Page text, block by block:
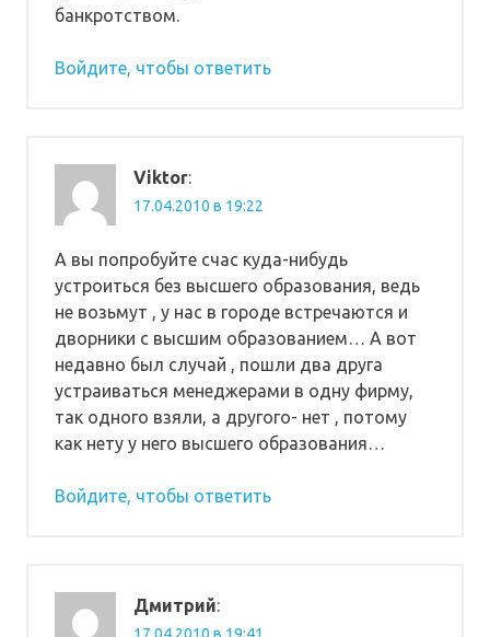
банкротством.
Войдите, чтобы ответить
Viktor:
17.04.2010 в 19:22
А вы попробуйте счас куда-нибудь
устроиться без высшего образования, ведь
не возьмут , у нас в городе встречаются и
дворники с высшим образованием… А вот
недавно был случай , пошли два друга
устраиваться менеджерами в одну фирму,
так одного взяли, а другого- нет , потому
как нету у него высшего образования…
Войдите, чтобы ответить
Дмитрий: